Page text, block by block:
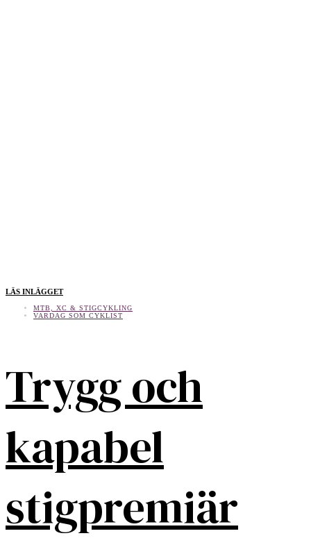
LÄS INLÄGGET
MTB, XC & STIGCYKLING
VARDAG SOM CYKLIST
Trygg och
kapabel
stigpremiär